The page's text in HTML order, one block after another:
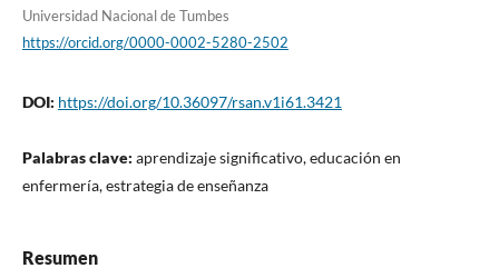
Universidad Nacional de Tumbes
https://orcid.org/0000-0002-5280-2502
DOI: https://doi.org/10.36097/rsan.v1i61.3421
Palabras clave: aprendizaje significativo, educación en
enfermería, estrategia de enseñanza
Resumen